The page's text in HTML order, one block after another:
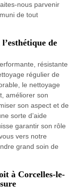
nous parvenir
de tout
de
résistante
régulier de
le nettoyage
améliorer son
son aspect et de
sorte d’aide
garantir son rôle
vers notre
grand soin de
à Corcelles-le-